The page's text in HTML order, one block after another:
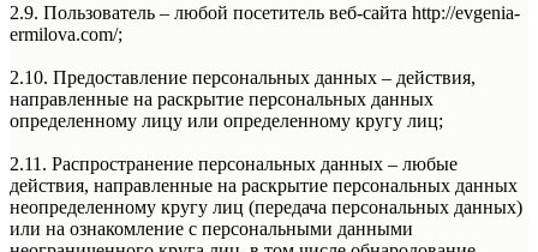
2.9. Пользователь – любой посетитель веб-сайта http://evgenia-
ermilova.com/;
2.10. Предоставление персональных данных – действия,
направленные на раскрытие персональных данных
определенному лицу или определенному кругу лиц;
2.11. Распространение персональных данных – любые
действия, направленные на раскрытие персональных данных
неопределенному кругу лиц (передача персональных данных)
или на ознакомление с персональными данными